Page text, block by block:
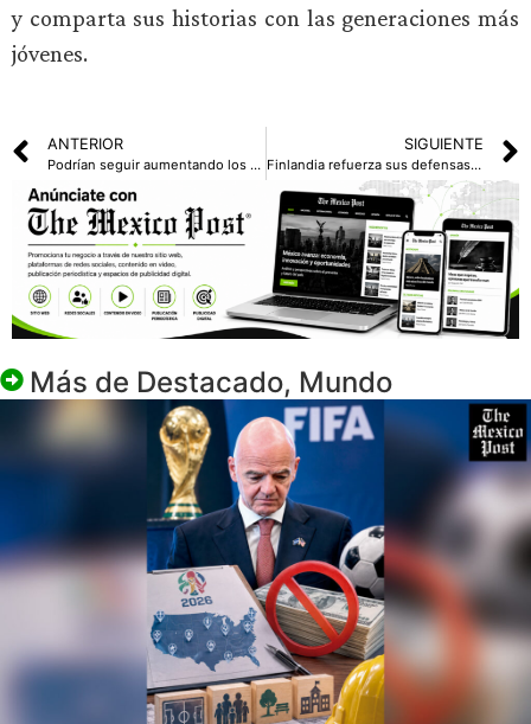
y comparta sus historias con las generaciones más
jóvenes.
ANTERIOR
Podrían seguir aumentando los aranceles sobre el acero y el aluminio, dependen de negociaciones: Carney
SIGUIENTE
Finlandia refuerza sus defensas; saldrá del tratado contra minas antipersona
Más de Destacado, Mundo